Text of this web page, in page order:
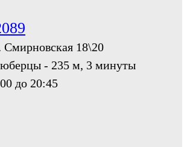
18\20
- 235 м, 3 минуты
до 20:45